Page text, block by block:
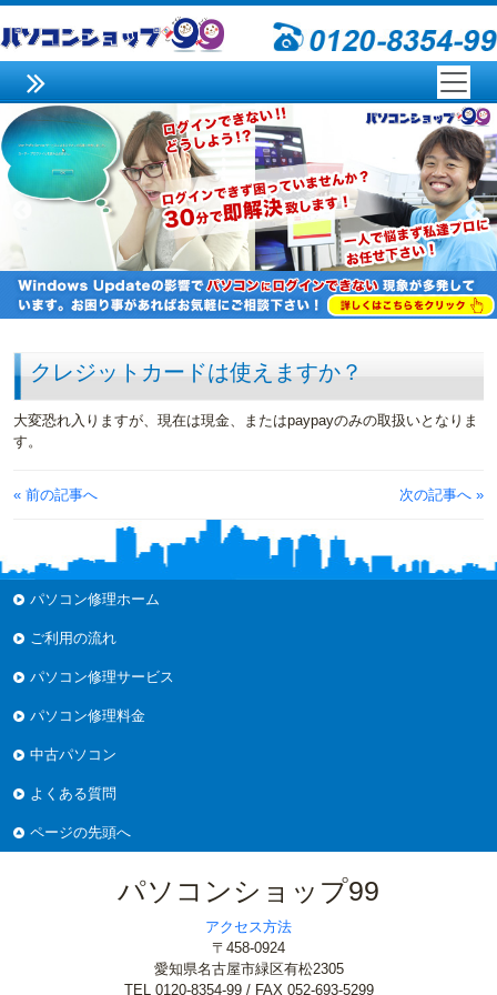
クレジットカードは使えますか？
大変恐れ入りますが、現在は現金、またはpaypayのみの取扱いとなりま
す。
« 前の記事へ 次の記事へ »
パソコン修理ホーム
ご利用の流れ
パソコン修理サービス
パソコン修理料金
中古パソコン
よくある質問
ページの先頭へ
パソコンショップ99
アクセス方法
〒458-0924
愛知県名古屋市緑区有松2305
TEL 0120-8354-99 / FAX 052-693-5299